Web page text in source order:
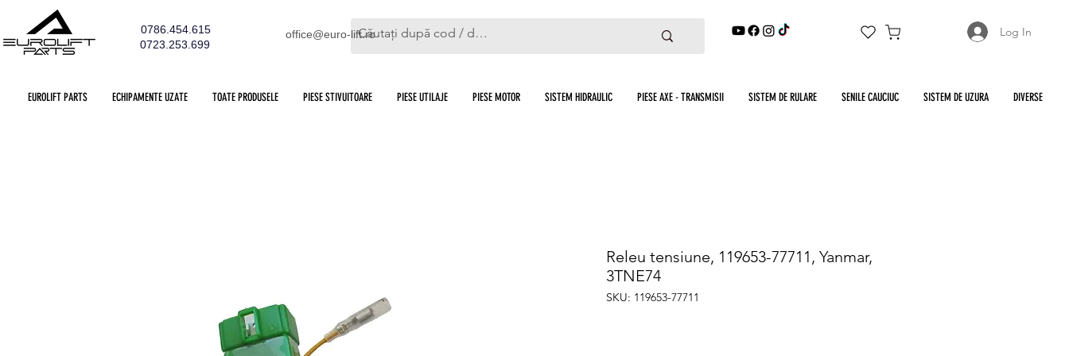
0786.454.615
0723.253.699
office@euro-lift.ro Log In
EUROLIFT PARTS ECHIPAMENTE UZATE TOATE PRODUSELE PIESE STIVUITOARE PIESE UTILAJE PIESE MOTOR SISTEM HIDRAULIC PIESE AXE - TRANSMISII SISTEM DE RULARE SENILE CAUCIUC SISTEM DE UZURA DIVERSE
Releu tensiune, 119653-77711, Yanmar,
3TNE74
SKU: 119653-77711